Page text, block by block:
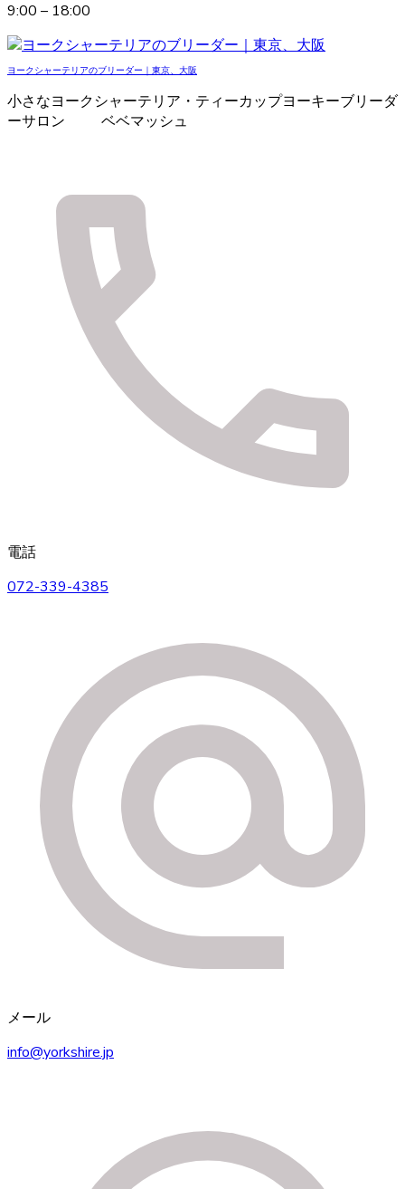
9:00 – 18:00
ヨークシャーテリアのブリーダー｜東京、大阪
小さなヨークシャーテリア・ティーカップヨーキーブリーダ
ーサロン ベベマッシュ
電話
072-339-4385
メール
info@yorkshire.jp